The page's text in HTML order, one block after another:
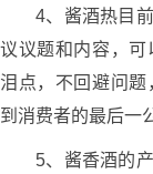
4、酱酒热目
议议题和内容，
泪点，不回避问
到消费者的最后一
5、酱香酒的